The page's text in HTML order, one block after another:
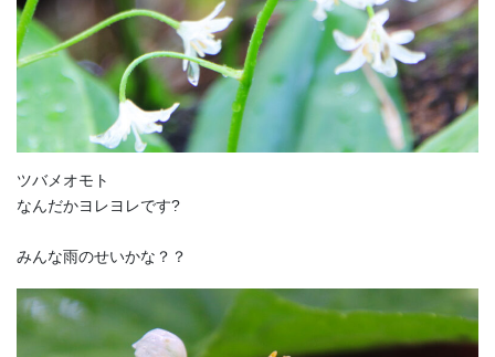
ツバメオモト
なんだかヨレヨレです?
みんな雨のせいかな？？